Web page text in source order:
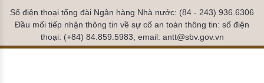
Số điện thoại tổng đài Ngân hàng Nhà nước: (84 - 243) 936.6306
Đầu mối tiếp nhận thông tin về sự cố an toàn thông tin: số điện
thoại: (+84) 84.859.5983, email: antt@sbv.gov.vn